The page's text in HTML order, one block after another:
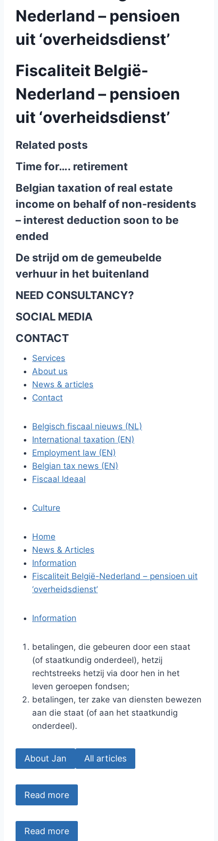
Nederland – pensioen
uit ‘overheidsdienst’
Fiscaliteit België-
Nederland – pensioen
uit ‘overheidsdienst’
Related posts
Time for…. retirement
Belgian taxation of real estate
income on behalf of non-residents
– interest deduction soon to be
ended
De strijd om de gemeubelde
verhuur in het buitenland
NEED CONSULTANCY?
SOCIAL MEDIA
CONTACT
Services
About us
News & articles
Contact
Belgisch fiscaal nieuws (NL)
International taxation (EN)
Employment law (EN)
Belgian tax news (EN)
Fiscaal Ideaal
Culture
Home
News & Articles
Information
Fiscaliteit België-Nederland – pensioen uit
‘overheidsdienst’
Information
betalingen, die gebeuren door een staat
(of staatkundig onderdeel), hetzij
rechtstreeks hetzij via door hen in het
leven geroepen fondsen;
betalingen, ter zake van diensten bewezen
aan die staat (of aan het staatkundig
onderdeel).
About Jan All articles
Read more
Read more